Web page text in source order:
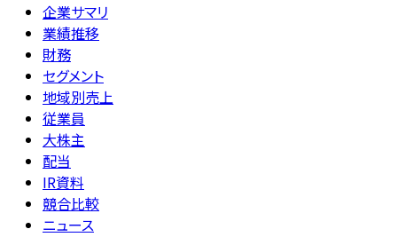
企業サマリ
業績推移
財務
セグメント
地域別売上
従業員
大株主
配当
IR資料
競合比較
ニュース